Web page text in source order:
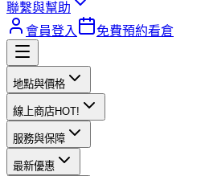
聯繫與幫助
會員登入
免費預約看倉
地點與價格
線上商店HOT!
服務與保障
最新優惠